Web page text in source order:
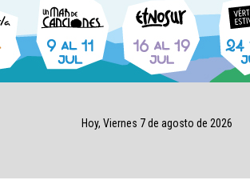
Hoy, Viernes 7 de agosto de 2026